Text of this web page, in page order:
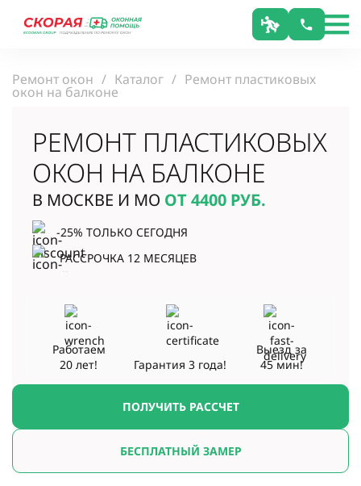
Ремонт окон Каталог Ремонт пластиковых
окон на балконе
РЕМОНТ ПЛАСТИКОВЫХ
ОКОН НА БАЛКОНЕ
В МОСКВЕ И МО ОТ 4400 РУБ.
-25% ТОЛЬКО СЕГОДНЯ
РАССРОЧКА 12 МЕСЯЦЕВ
ПОЛУЧИТЬ РАССЧЕТ
БЕСПЛАТНЫЙ ЗАМЕР
Работаем
20 лет!
Гарантия3 года!
Выезд за
45 мин!